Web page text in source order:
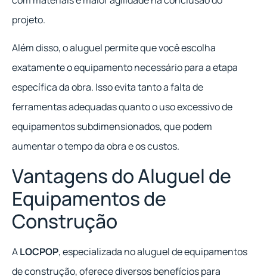
projeto.
Além disso, o aluguel permite que você escolha
exatamente o equipamento necessário para a etapa
específica da obra. Isso evita tanto a falta de
ferramentas adequadas quanto o uso excessivo de
equipamentos subdimensionados, que podem
aumentar o tempo da obra e os custos.
Vantagens do Aluguel de
Equipamentos de
Construção
ALOCPOP, especializada no aluguel de equipamentos
de construção, oferece diversos benefícios para